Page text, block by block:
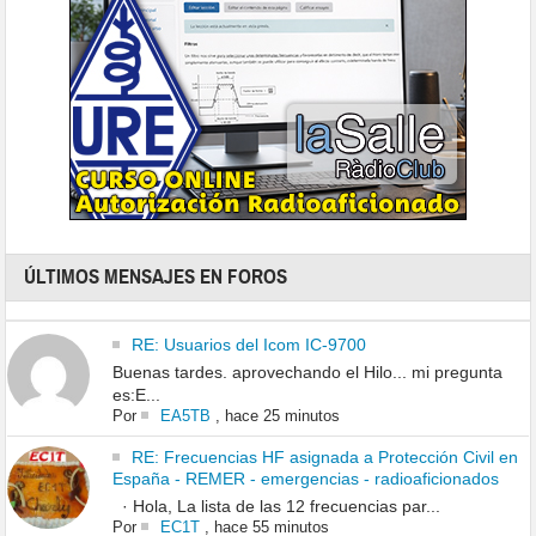
ÚLTIMOS MENSAJES EN FOROS
RE: Usuarios del Icom IC-9700
Buenas tardes. aprovechando el Hilo... mi pregunta
es:E...
Por EA5TB hace 25 minutos
RE: Frecuencias HF asignada a Protección Civil en
España - REMER - emergencias - radioaficionados
· Hola, La lista de las 12 frecuencias par...
Por EC1T, hace 55 minutos